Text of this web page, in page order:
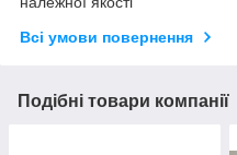
Всі умови повернення
Подібні товари компанії